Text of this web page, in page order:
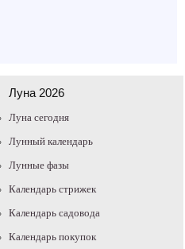
Луна 2026
Луна сегодня
Лунный календарь
Лунные фазы
Календарь стрижек
Календарь садовода
Календарь покупок